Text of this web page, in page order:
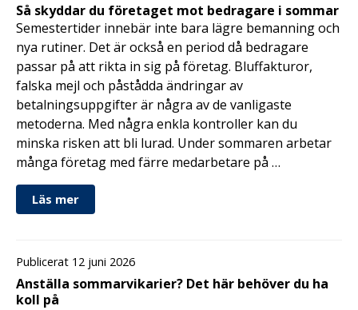
Så skyddar du företaget mot bedragare i sommar
Semestertider innebär inte bara lägre bemanning och
nya rutiner. Det är också en period då bedragare
passar på att rikta in sig på företag. Bluffakturor,
falska mejl och påstådda ändringar av
betalningsuppgifter är några av de vanligaste
metoderna. Med några enkla kontroller kan du
minska risken att bli lurad. Under sommaren arbetar
många företag med färre medarbetare på …
Läs mer
Publicerat 12 juni 2026
Anställa sommarvikarier? Det här behöver du ha
koll på